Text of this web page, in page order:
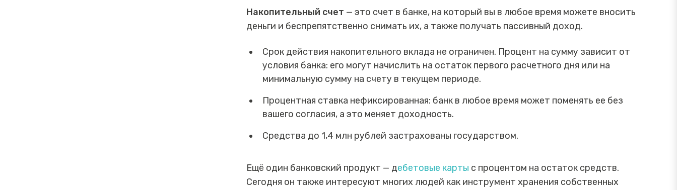
Накопительный счет — это счет в банке, на который вы в любое время можете вносить
деньги и беспрепятственно снимать их, а также получать пассивный доход.
Срок действия накопительного вклада не ограничен. Процент на сумму зависит от
условия банка: его могут начислить на остаток первого расчетного дня или на
минимальную сумму на счету в текущем периоде.
Процентная ставка нефиксированная: банк в любое время может поменять ее без
вашего согласия, а это меняет доходность.
Средства до 1,4 млн рублей застрахованы государством.
Ещё один банковский продукт — дебетовые карты с процентом на остаток средств.
Сегодня он также интересуют многих людей как инструмент хранения собственных